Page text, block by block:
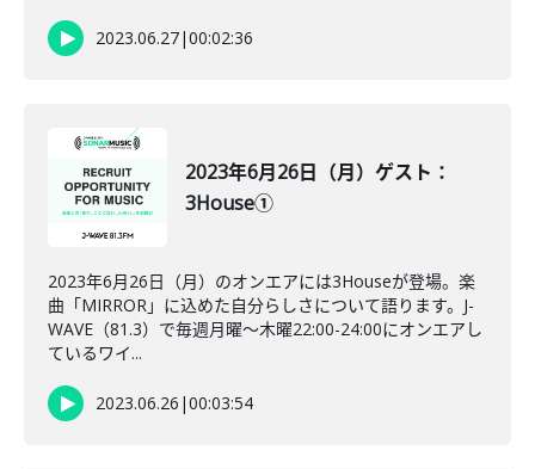
2023.06.27|00:02:36
2023年6月26日（月）ゲスト：
3House①
2023年6月26日（月）のオンエアには3Houseが登場。楽
曲「MIRROR」に込めた自分らしさについて語ります。J-
WAVE（81.3）で毎週月曜～木曜22:00-24:00にオンエアし
ているワイ...
2023.06.26 |00:03:54